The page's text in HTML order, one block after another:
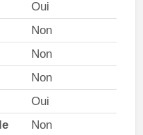
Oui
Non
Non
Non
Oui
Non